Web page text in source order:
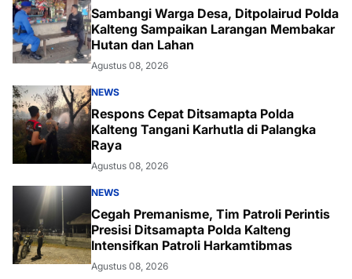
Sambangi Warga Desa, Ditpolairud Polda
Kalteng Sampaikan Larangan Membakar
Hutan dan Lahan
Agustus 08, 2026
NEWS
Respons Cepat Ditsamapta Polda
Kalteng Tangani Karhutla di Palangka
Raya
Agustus 08, 2026
NEWS
Cegah Premanisme, Tim Patroli Perintis
Presisi Ditsamapta Polda Kalteng
Intensifkan Patroli Harkamtibmas
Agustus 08, 2026